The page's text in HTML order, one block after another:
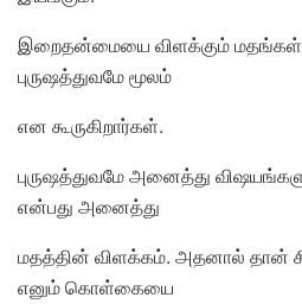
இறைதன்மையை விளக்கும்
புருஷத்துவமே மூலம்
என கூருகிறார்கள்.
புருஷத்துவமே அனைத்து
என்பது அனைத்து
மதத்தின் விளக்கம். அதனால் தான்
எனும் கொள்கையை